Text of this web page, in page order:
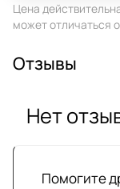
Цена
может отличаться
Отзывы
Помогите
Нет